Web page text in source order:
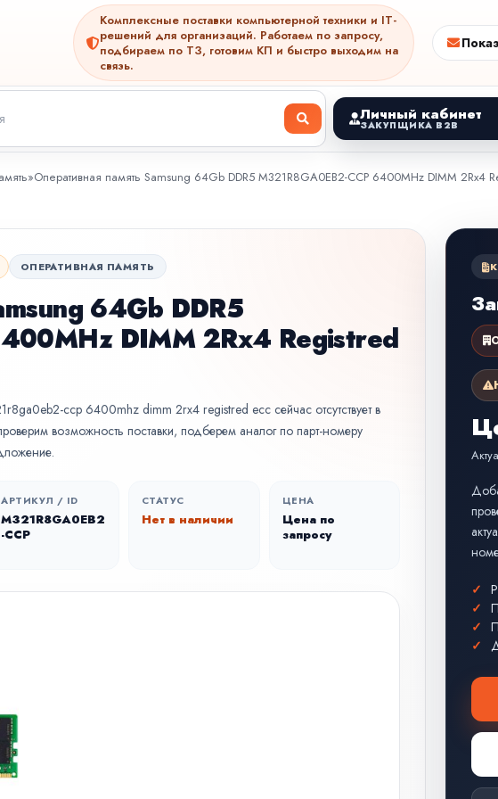
Комплексные поставки компьютерной техники и IT-
решений для организаций. Работаем по запросу,
подбираем по ТЗ, готовим КП и быстро выходим на
связь.
Личный кабинет
ЗАКУПЩИКА B2B
»Оперативная память Samsung 64Gb DDR5 M321R8GA0EB2-CCP 6400MHz DIMM 2Rx4
ОПЕРАТИВНАЯ ПАМЯТЬ
64Gb DDR5
DIMM 2Rx4 Registred
ccp 6400mhz dimm 2rx4 registred ecc сейчас отсутствует в
возможность поставки, подберем аналог по парт-номеру
АРТИКУЛ / ID
M321R8GA0EB2
-CCP
СТАТУС
Нет в наличии
ЦЕНА
Цена по
запросу